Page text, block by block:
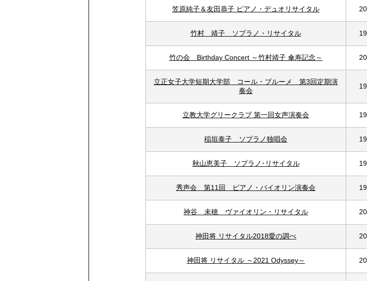
笠原純子＆友田恭子 ピアノ・デュオリサイタル
竹村 靖子 ソプラノ・リサイタル
竹の会 Birthday Concert ～竹村靖子 傘寿記念～
立正女子大学短期大学部 コール・ブルーメ 第3回定期演
奏会
立教大学グリークラブ 第一回女声演奏会
稲垣泰子 ソプラノ独唱会
秋山恵美子 ソプラノ･リサイタル
秀声会 第11回 ピアノ・バイオリン演奏会
神谷 未穂 ヴァイオリン・リサイタル
神田将 リサイタル2018愛の調べ
神田将 リサイタル ～2021 Odyssey～